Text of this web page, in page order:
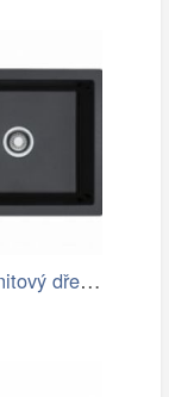
Franke Fragranitový dřez MRG 611, 78x50…